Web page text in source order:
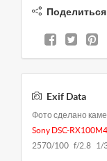
Поделиться
Exif Data
Фото сделано
Sony DSC-RX100M4
2570/100 f/2.8 1/